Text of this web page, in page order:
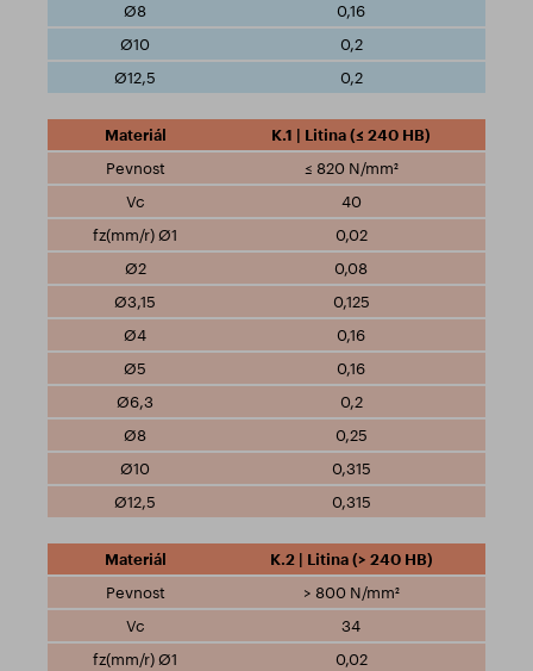
0,16
0,2
0,2
K.1 | Litina (≤ 240 HB)
≤ 820 N/mm²
40
0,02
0,08
0,125
0,16
0,16
0,2
0,25
0,315
0,315
K.2 | Litina (> 240 HB)
> 800 N/mm²
34
0,02